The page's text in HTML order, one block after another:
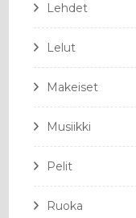
Lehdet
Lelut
Makeiset
Musiikki
Pelit
Ruoka